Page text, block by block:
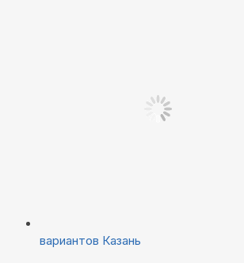
вариантов Казань